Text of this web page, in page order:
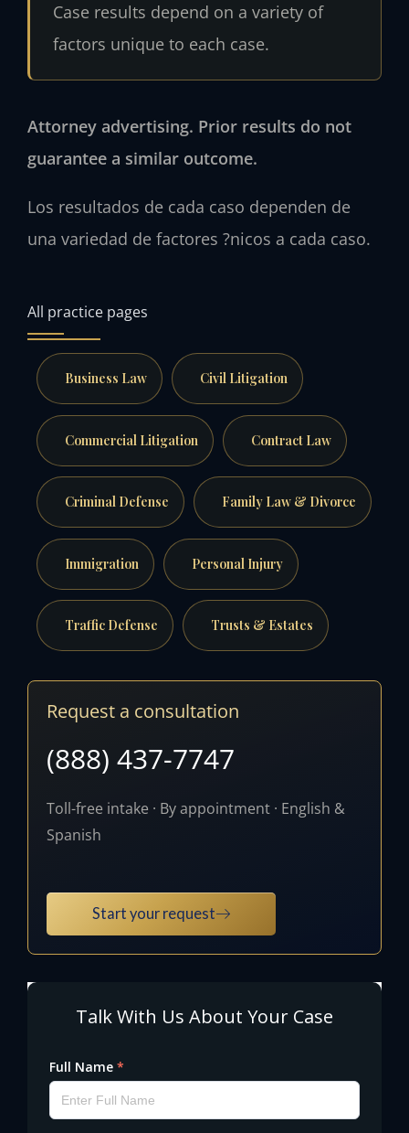
Case results depend on a variety of
factors unique to each case.
Attorney advertising. Prior results do not
guarantee a similar outcome.
Los resultados de cada caso dependen de
una variedad de factores ?nicos a cada caso.
All practice pages
Business Law Civil Litigation
Commercial Litigation Contract Law
Criminal Defense Family Law & Divorce
Immigration Personal Injury
Traffic Defense Trusts & Estates
Request a consultation
(888) 437-7747
Toll-free intake · By appointment · English &
Spanish
Start your request